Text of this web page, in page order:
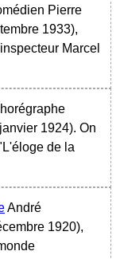
Pierre
1933),
Marcel
1924). On
de la
André
1920),